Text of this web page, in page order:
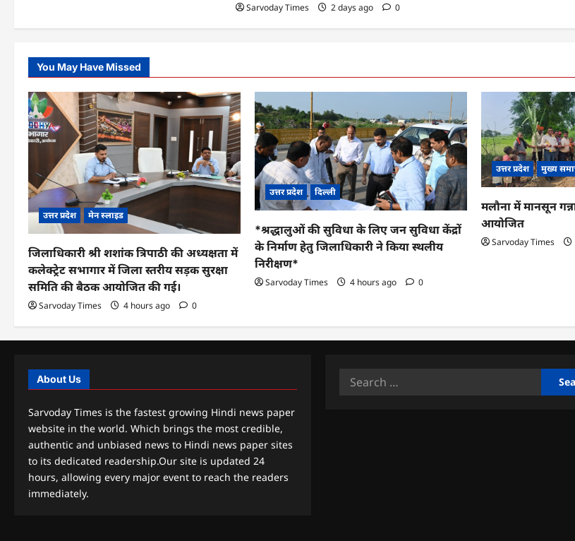
Sarvoday Times 2 days ago 0
You May Have Missed
उत्तर प्रदेश मेन स्लाइड
जिलाधिकारी श्री शशांक त्रिपाठी की अध्यक्षता में
कलेक्ट्रेट सभागार में जिला स्तरीय सड़क सुरक्षा
समिति की बैठक आयोजित की गई।
Sarvoday Times 4 hours ago 0
उत्तर प्रदेश दिल्ली
*श्रद्धालुओं की सुविधा के लिए जन सुविधा केंद्रों
के निर्माण हेतु जिलाधिकारी ने किया स्थलीय
निरीक्षण*
Sarvoday Times 4 hours ago 0
उत्तर प्रदेश मुख्य
मलौना में मानसून
आयोजित
Sarvoday Times
About Us
Sarvoday Times is the fastest growing Hindi news paper
website in the world. Which brings the most credible,
authentic and unbiased news to Hindi news paper sites
to its dedicated readership.Our site is updated 24
hours, allowing every major event to reach the readers
immediately.
Search